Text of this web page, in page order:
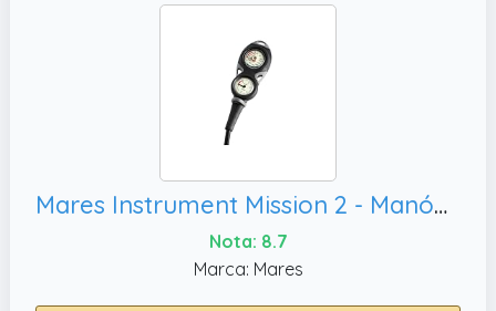
Mares Instrument Mission 2 - Manómetro, IN
Nota: 8.7
Marca: Mares